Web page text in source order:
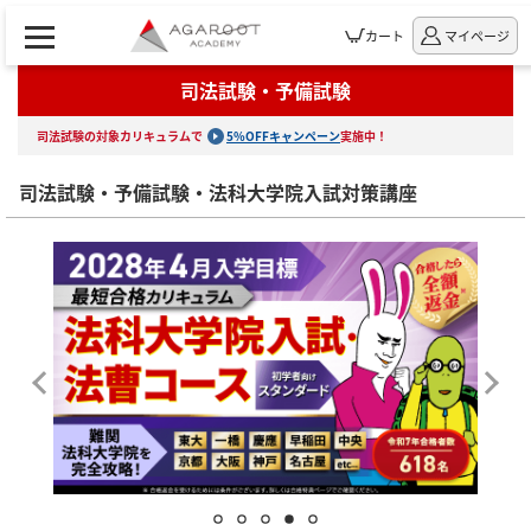
カート マイページ
司法試験・予備試験
司法試験の対象カリキュラムで 5%OFFキャンペーン実施中！
司法試験・予備試験・法科大学院入試対策講座